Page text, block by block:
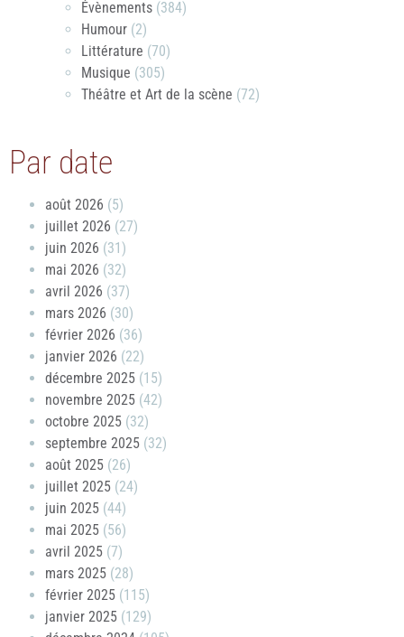
Évènements (384)
Humour (2)
Littérature (70)
Musique (305)
Théâtre et Art de la scène (72)
Par date
août 2026 (5)
juillet 2026 (27)
juin 2026 (31)
mai 2026 (32)
avril 2026 (37)
mars 2026 (30)
février 2026 (36)
janvier 2026 (22)
décembre 2025 (15)
novembre 2025 (42)
octobre 2025 (32)
septembre 2025 (32)
août 2025 (26)
juillet 2025 (24)
juin 2025 (44)
mai 2025 (56)
avril 2025 (7)
mars 2025 (28)
février 2025 (115)
janvier 2025 (129)